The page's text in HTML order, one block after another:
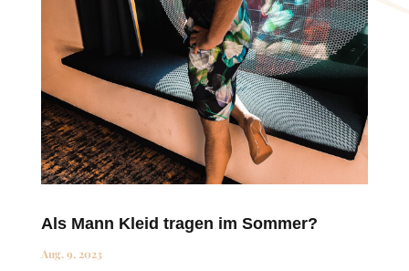
Als Mann Kleid tragen im Sommer?
Aug. 9, 2023